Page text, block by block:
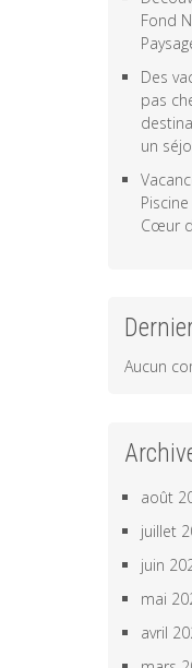
Fond
Des
pas
un
Cœur
Aucun
août
juillet
juin
mai
avril